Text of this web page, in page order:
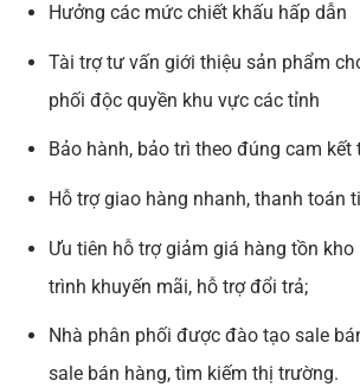
Hưởng các mức chiết khấu hấp dẫn
Tài trợ tư vấn giới thiệu sản phẩm
phối độc quyền khu vực các tỉnh
Bảo hành, bảo trì theo đúng cam kết
Hỗ trợ giao hàng nhanh, thanh toán
Ưu tiên hỗ trợ giảm giá hàng tồn kho
trình khuyến mãi, hỗ trợ đổi trả;
Nhà phân phối được đào tạo sale
sale bán hàng, tìm kiếm thị trường.